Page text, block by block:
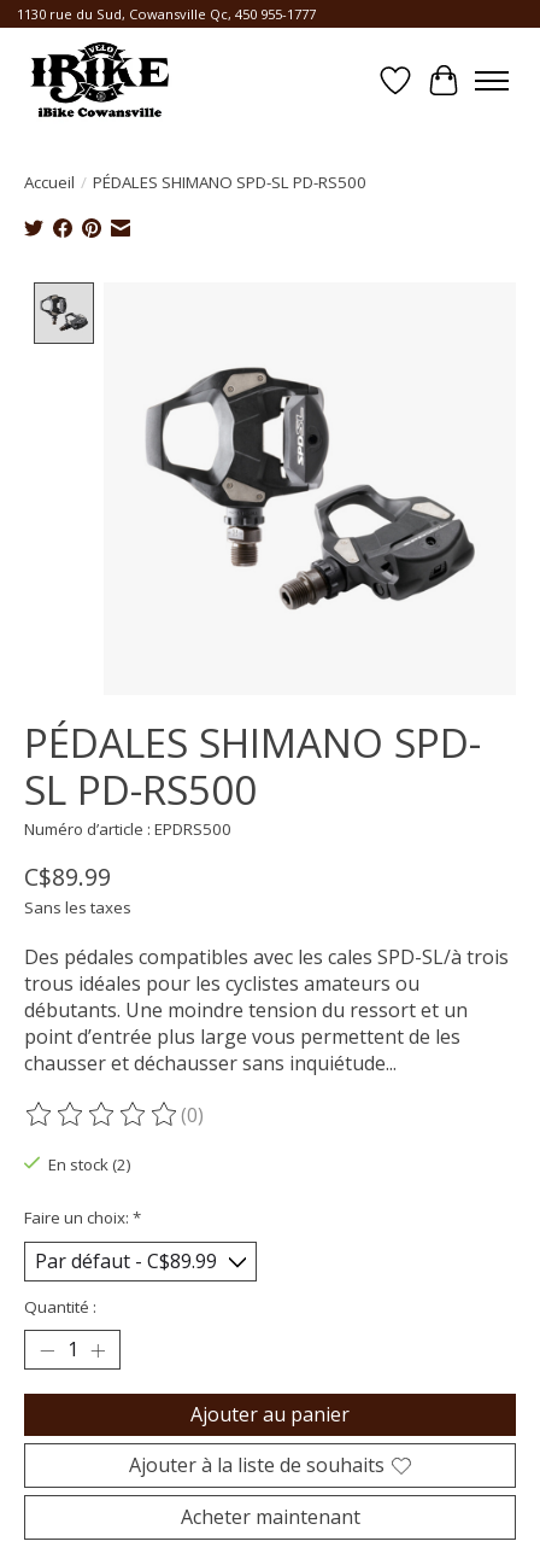
1130 rue du Sud, Cowansville Qc, 450 955-1777
Liste dePanier
Accueil / PÉDALES SHIMANO SPD-SL PD-RS500
PÉDALES SHIMANO SPD-
SL PD-RS500
Numéro d’article : EPDRS500
C$89.99
Sans les taxes
Des pédales compatibles avec les cales SPD-SL/à trois
trous idéales pour les cyclistes amateurs ou
débutants. Une moindre tension du ressort et un
point d’entrée plus large vous permettent de les
chausser et déchausser sans inquiétude...
Ce produit est évalué à
(0)
En stock (2)
Faire un choix: *
Quantité :
Ajouter au panier
Ajouter à la liste de souhaits
Acheter maintenant